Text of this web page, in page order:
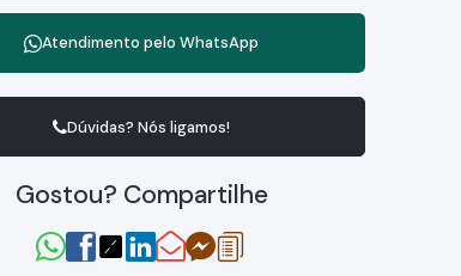
Atendimento pelo WhatsApp
Dúvidas? Nós ligamos!
Gostou? Compartilhe